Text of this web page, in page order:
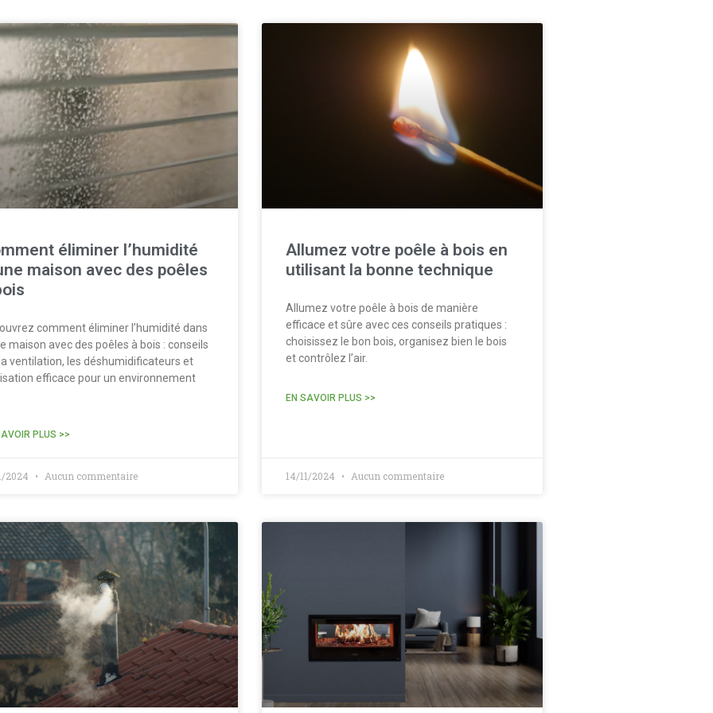
éliminer l’humidité
maison avec des poêles
comment éliminer l’humidité dans
maison avec des poêles à bois : conseils
ventilation, les déshumidificateurs et
efficace pour un environnement
PLUS >>
2024 Aucun commentaire
Allumez votre poêle à bois en
utilisant la bonne technique
Allumez votre poêle à bois de manière
efficace et sûre avec ces conseils pratiques :
choisissez le bon bois, organisez bien le bois
et contrôlez l’air.
EN SAVOIR PLUS >>
14/11/2024 Aucun commentaire